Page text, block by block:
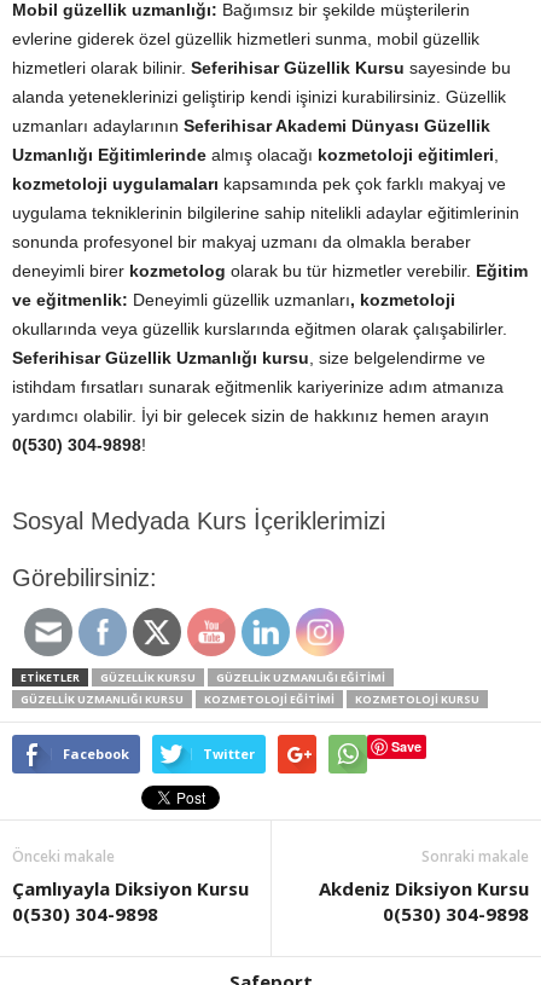
Mobil güzellik uzmanlığı: Bağımsız bir şekilde müşterilerin
evlerine giderek özel güzellik hizmetleri sunma, mobil güzellik
hizmetleri olarak bilinir. Seferihisar Güzellik Kursu sayesinde bu
alanda yeteneklerinizi geliştirip kendi işinizi kurabilirsiniz. Güzellik
uzmanları adaylarının Seferihisar Akademi Dünyası Güzellik
Uzmanlığı Eğitimlerinde almış olacağı kozmetoloji eğitimleri,
kozmetoloji uygulamaları kapsamında pek çok farklı makyaj ve
uygulama tekniklerinin bilgilerine sahip nitelikli adaylar eğitimlerinin
sonunda profesyonel bir makyaj uzmanı da olmakla beraber
deneyimli birer kozmetolog olarak bu tür hizmetler verebilir. Eğitim
ve eğitmenlik: Deneyimli güzellik uzmanları, kozmetoloji
okullarında veya güzellik kurslarında eğitmen olarak çalışabilirler.
Seferihisar Güzellik Uzmanlığı kursu, size belgelendirme ve
istihdam fırsatları sunarak eğitmenlik kariyerinize adım atmanıza
yardımcı olabilir. İyi bir gelecek sizin de hakkınız hemen arayın
0(530) 304-9898!
Sosyal Medyada Kurs İçeriklerimizi
Görebilirsiniz:
ETİKETLER GÜZELLIK KURSU
GÜZELLIK UZMANLIĞI EĞITIMI
GÜZELLIK UZMANLIĞI KURSU
KOZMETOLOJI EĞITIMI KOZMETOLOJI KURSU
Facebook Twitter Save
Önceki makale
Çamlıyayla Diksiyon Kursu
0(530) 304-9898
Sonraki makale
Akdeniz Diksiyon Kursu
0(530) 304-9898